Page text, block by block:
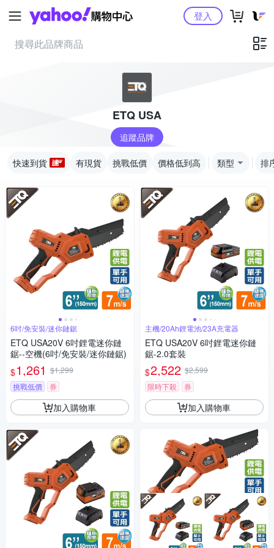
Yahoo購物中心登入
ETQ USA
追蹤品牌
快速到貨 有現貨 挑戰低價 價格低到高 類型 排
6吋/免安裝/迷你鏈鋸
ETQ USA20V 6吋鋰電迷你鏈
鋸--空機(6吋/免安裝/迷你鏈鋸)
$1,261 $1,299
挑戰低價
券
加入購物車
主機/20Ah鋰電池/23A充電器
ETQ USA20V 6吋鋰電迷你鏈
鋸-2.0套裝
$2,522 $2,599
限時下殺
券
加入購物車